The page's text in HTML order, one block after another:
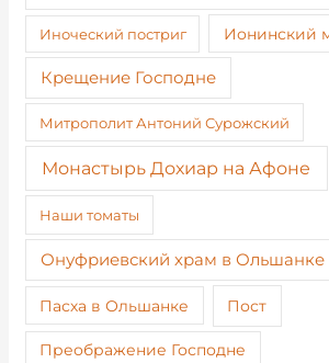
Иноческий постриг Ионинский
Крещение Господне
Митрополит Антоний Сурожский
Монастырь Дохиар на Афоне
Наши томаты
Онуфриевский храм в Ольшанке
Пасха в Ольшанке Пост
Преображение Господне